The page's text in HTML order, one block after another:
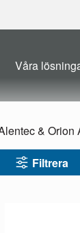
Våra
& Orion
Filtrera